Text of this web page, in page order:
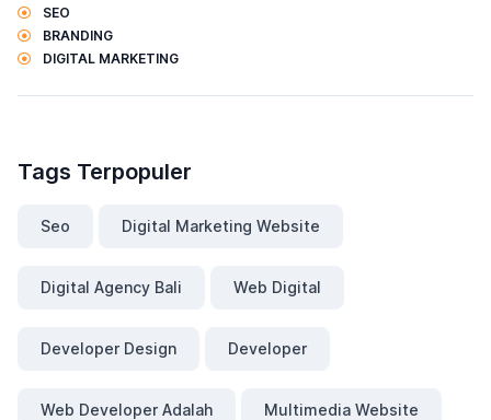
SEO
BRANDING
DIGITAL MARKETING
Tags Terpopuler
Seo Digital Marketing Website
Digital Agency Bali Web Digital
Developer Design Developer
Web Developer Adalah Multimedia Website